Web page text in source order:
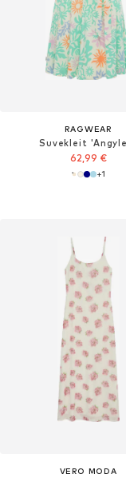
RAGWEAR
Suvekleit
62,99 €
+1
VERO MODA